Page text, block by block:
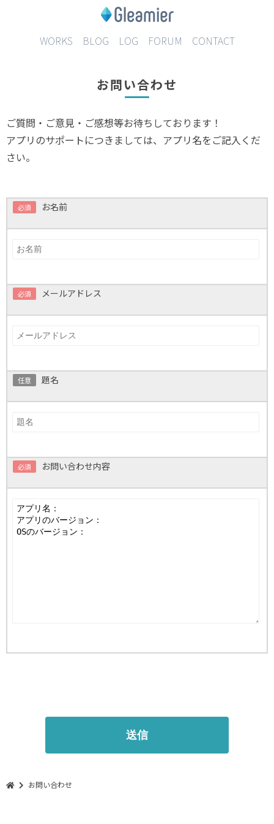
WORKS BLOG LOG FORUM CONTACT
お問い合わせ
ご質問・ご意見・ご感想等お待ちしております！
アプリのサポートにつきましては、アプリ名をご記入くだ
さい。
必須 お名前
必須 メールアドレス
任意 題名
必須 お問い合わせ内容
お問い合わせ